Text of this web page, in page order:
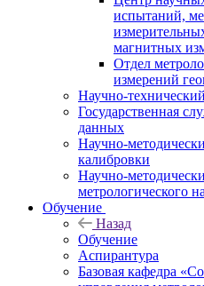
испытаний,
магнитных
Отдел
измерений
Научно-
Государственная
данных
Научно-
калибровки
Научно-
метрологического
Обучение
Назад
Обучение
Аспирантура
Базовая кафедра